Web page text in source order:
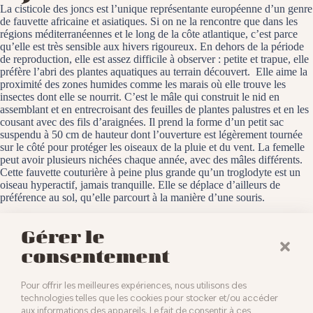
Gérer le
consentement
Pour offrir les meilleures expériences, nous utilisons des
technologies telles que les cookies pour stocker et/ou accéder
La cisticole des joncs est l’unique représentante européenne d’un genre
de fauvette africaine et asiatiques. Si on ne la rencontre que dans les
régions méditerranéennes et le long de la côte atlantique, c’est parce
qu’elle est très sensible aux hivers rigoureux. En dehors de la période
de reproduction, elle est assez difficile à observer : petite et trapue, elle
préfère l’abri des plantes aquatiques au terrain découvert. Elle aime la
proximité des zones humides comme les marais où elle trouve les
insectes dont elle se nourrit. C’est le mâle qui construit le nid en
assemblant et en entrecroisant des feuilles de plantes palustres et en les
cousant avec des fils d’araignées. Il prend la forme d’un petit sac
suspendu à 50 cm de hauteur dont l’ouverture est légèrement tournée
sur le côté pour protéger les oiseaux de la pluie et du vent. La femelle
peut avoir plusieurs nichées chaque année, avec des mâles différents.
Cette fauvette couturière à peine plus grande qu’un troglodyte est un
oiseau hyperactif, jamais tranquille. Elle se déplace d’ailleurs de
préférence au sol, qu’elle parcourt à la manière d’une souris.